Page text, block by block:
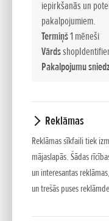
iepirkšanās un
pakalpojumiem.
Termiņš1 mēneši
Vārds
Pakalpojumu
Reklāmas
Reklāmas sīkfaili tiek
mājaslapās. Šādas
un interesantas
un trešās puses
atkāpties.
Liela diametra riteņi
protektoru
Lielā diametra riteņi ar
Piedziņas vārpstas
Piedziņas vārpsta ir
traucējumiem. Tā ir
skriemeļa sistēmu,
apkope